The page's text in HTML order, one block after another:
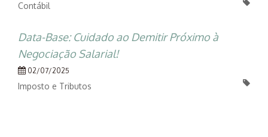
Contábil
Data-Base: Cuidado ao Demitir Próximo à
Negociação Salarial!
02/07/2025
Imposto e Tributos